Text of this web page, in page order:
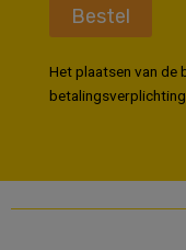
Bestel
Het plaatsen van de
betalingsverplichting